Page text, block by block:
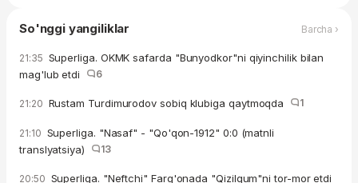
So'nggi yangiliklar Barcha ›
21:35 Superliga. OKMK safarda "Bunyodkor"ni qiyinchilik bilan
mag'lub etdi
6
21:20 Rustam Turdimurodov sobiq klubiga qaytmoqda 1
21:10 Superliga. "Nasaf" - "Qo'qon-1912" 0:0 (matnli
translyatsiya)
13
20:50 Superliga. "Neftchi" Farg'onada "Qizilqum"ni tor-mor etdi